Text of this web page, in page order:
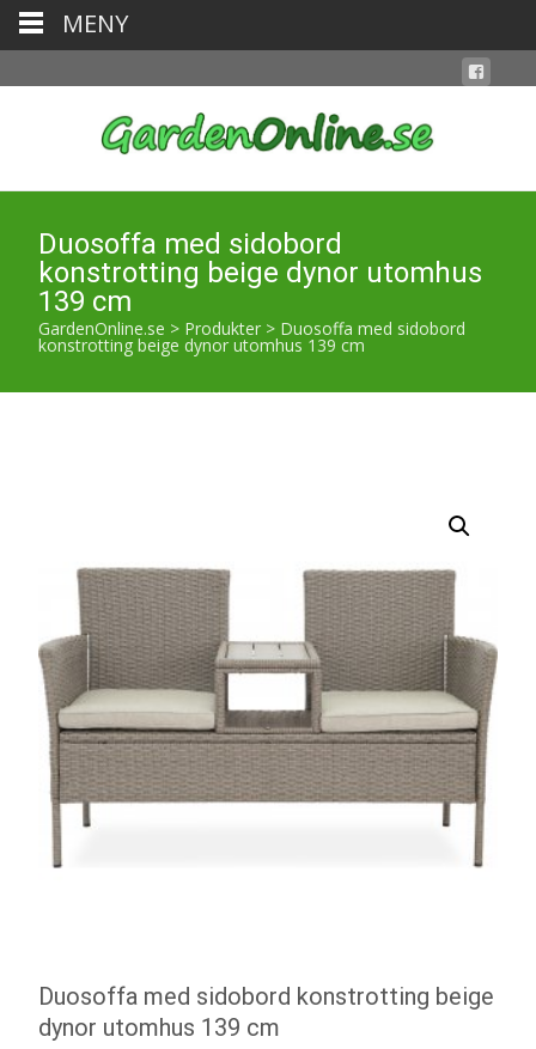
Duosoffa med sidobord
konstrotting beige dynor utomhus
139 cm
GardenOnline.se > Produkter > Duosoffa med sidobord
konstrotting beige dynor utomhus 139 cm
Duosoffa med sidobord konstrotting beige
dynor utomhus 139 cm
MENY